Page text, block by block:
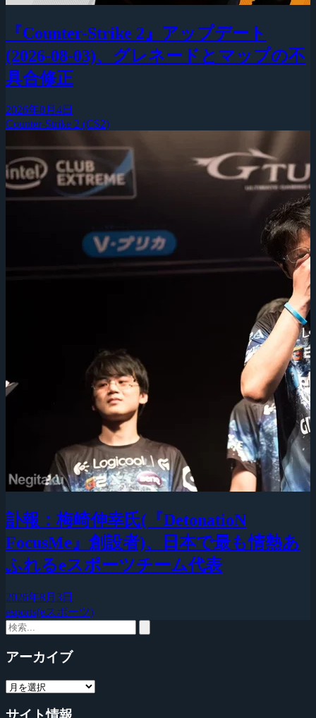
『Counter-Strike 2』アップデート
(2026-08-03)、グレネードとマップの不
具合修正
2026年8月4日
Counter-Strike 2 (CS2)
訃報：梅崎伸幸氏(『DetonatioN
FocusMe』創設者)、日本で最も情熱あ
ふれるeスポーツチーム代表
2026年8月3日
esports(eスポーツ)
アーカイブ